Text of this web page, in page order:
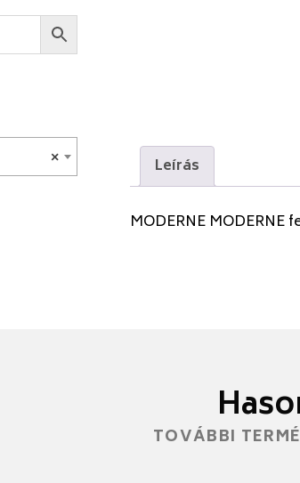
Leírás
MODERNE MODERNE
×
TOVÁBBI